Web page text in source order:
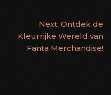
Next: Ontdek de
Kleurrijke Wereld van
Fanta Merchandise!